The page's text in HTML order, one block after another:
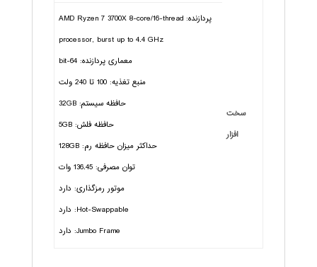
سخت
افزار
پردازنده: AMD Ryzen 7 3700X 8-core/16-thread
processor, burst up to 4.4 GHz
معماری پردازنده: 64-bit
منبع تغذیه: 100 تا 240 ولت
حافظه سیستم: 32GB
حافظه فلش: 5GB
حداکثر میزان حافظه رم: 128GB
توان مصرفی: 136.45 وات
موتور رمزگذاری: دارد
Hot-Swappable: دارد
Jumbo Frame: دارد